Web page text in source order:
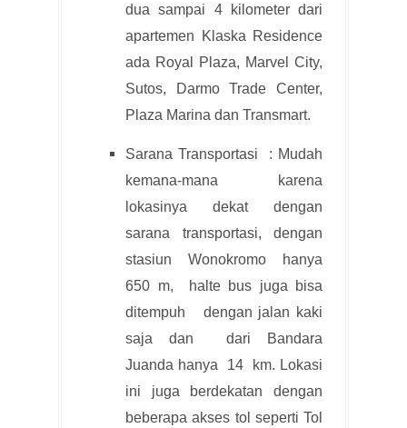
dua sampai 4 kilometer dari
apartemen Klaska Residence
ada Royal Plaza, Marvel City,
Sutos, Darmo Trade Center,
Plaza Marina dan Transmart.
Sarana Transportasi : Mudah
kemana-mana karena
lokasinya dekat dengan
sarana transportasi, dengan
stasiun Wonokromo hanya
650 m, halte bus juga bisa
ditempuh dengan jalan kaki
saja dan dari Bandara
Juanda hanya 14 km. Lokasi
ini juga berdekatan dengan
beberapa akses tol seperti Tol